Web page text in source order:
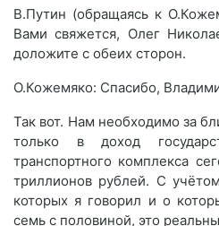
В.Путин (обращаясь к
Вами свяжется, Олег
доложите с обеих сторон.
О.Кожемяко: Спасибо,
Так вот. Нам необходимо за
только в доход
транспортного комплекса
триллионов рублей. С
которых я говорил и о
семь с половиной, это